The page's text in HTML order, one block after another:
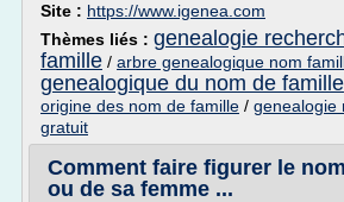
Site : https://www.igenea.com
Thèmes liés : genealogie
famille / arbre genealogique nom
genealogique du nom de famille
origine des nom de famille / genealogie
gratuit
Comment faire figurer le
ou de sa femme ...